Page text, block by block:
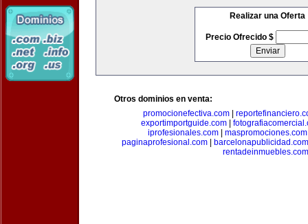
Realizar una Oferta
Precio Ofrecido $
Otros dominios en venta:
promocionefectiva.com
exportimportguide.com
iprofesionales.com
maspromociones.com
paginaprofesional.com|
barcelonapublicidad.com
rentadeinmuebles.com